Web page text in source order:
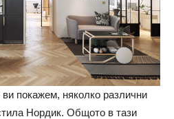
покажем, няколко различни
Нордик. Общото в тази